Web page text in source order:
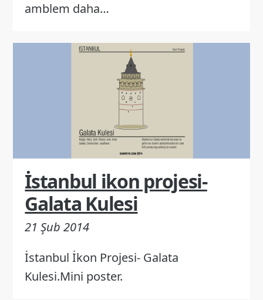
amblem daha…
İstanbul ikon projesi-
Galata Kulesi
21 Şub 2014
İstanbul İkon Projesi- Galata
Kulesi.Mini poster.